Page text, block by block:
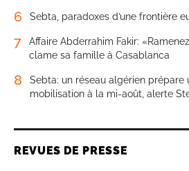
6 Sebta, paradoxes d’une frontière
7
Affaire Abderrahim Fakir:
clame sa famille à Casablanca
8
Sebta: un réseau algérien prépare
mobilisation à la mi-août, alerte
REVUES DE PRESSE